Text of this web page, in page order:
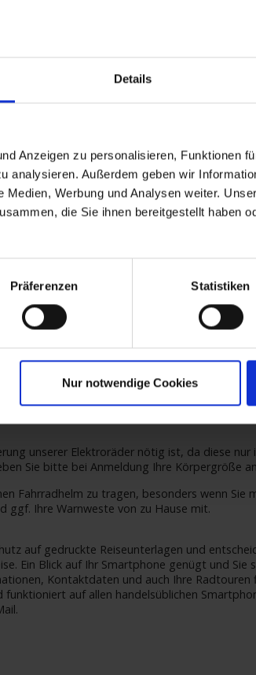
Details
Anzeigen zu personalisieren, Funktionen
analysieren. Außerdem geben wir
Werbung und Analysen weiter.
die Sie ihnen bereitgestellt haben
Präferenzen Statistiken
Nur notwendige Cookies
in Sachen Qualität, Funktionalität und
und Fahrspaß.
Naben-Schaltung verwendet. Merkmale
Einstieg in drei Größen zur Verfügung: •
Zubehör (Ausstattung unterschiedlich je
gehört zur Grundausstattung. Unsere
mit herausnehmbarem Akku. SE-
vom Schiff aufs Festland und zurück – aus.
ist für die eigenen Räder nicht inbegriffen.
Hausratversicherung übernimmt nur in
klären Sie bitte vorab, ob diese auch im
sind Sie selbst verantwortlich.
unserer Elektroräder nötig ist, da diese nur
Sie bitte bei Anmeldung Ihre Körpergröße
Fahrradhelm zu tragen, besonders wenn
ggf. Ihre Warnweste von zu Hause mit.
auf gedruckte Reiseunterlagen und
Ein Blick auf Ihr Smartphone genügt und
Kontaktdaten und auch Ihre
auf allen handelsüblichen